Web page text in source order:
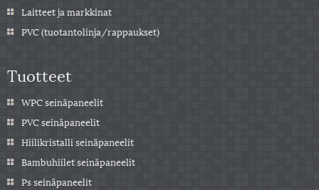
Laitteet ja markkinat
PVC (tuotantolinja/rappaukset)
Tuotteet
WPC seinäpaneelit
PVC seinäpaneelit
Hiilikristalli seinäpaneelit
Bambuhiilet seinäpaneelit
Ps seinäpaneelit